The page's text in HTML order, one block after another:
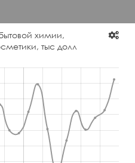
химии,
тыс долл